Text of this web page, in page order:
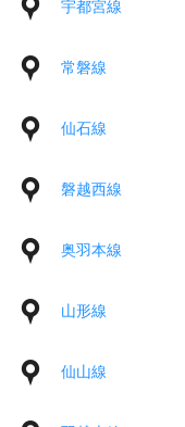
宇都宮線
常磐線
仙石線
磐越西線
奥羽本線
山形線
仙山線